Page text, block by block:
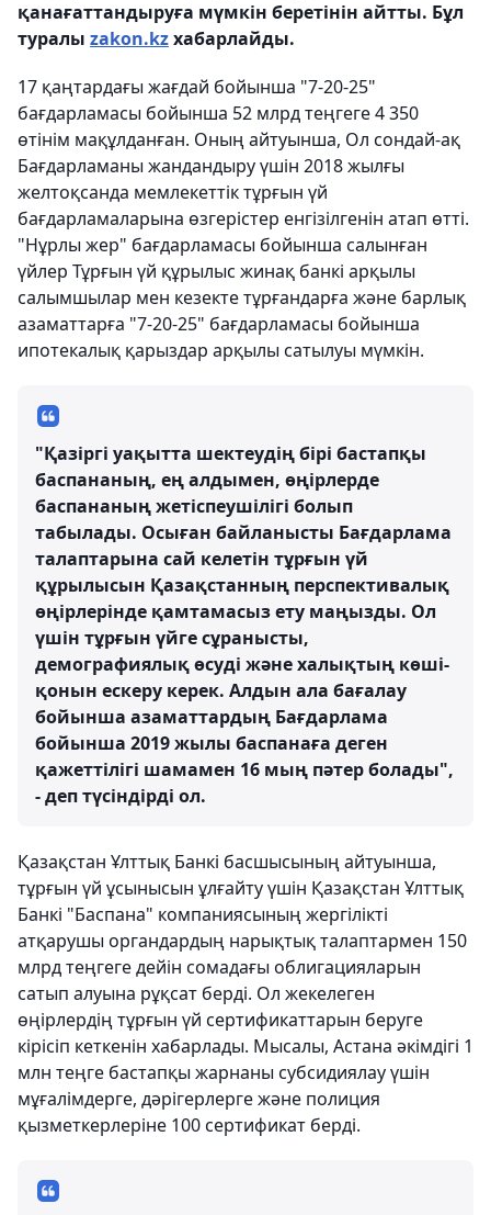
қанағаттандыруға мүмкін беретінін айтты. Бұл
туралы zakon.kzхабарлайды.
17 қаңтардағы жағдай бойынша "7-20-25"
бағдарламасы бойынша 52 млрд теңгеге 4 350
өтінім мақұлданған. Оның айтуынша, Ол сондай-ақ
Бағдарламаны жандандыру үшін 2018 жылғы
желтоқсанда мемлекеттік тұрғын үй
бағдарламаларына өзгерістер енгізілгенін атап өтті.
"Нұрлы жер" бағдарламасы бойынша салынған
үйлер Тұрғын үй құрылыс жинақ банкі арқылы
салымшылар мен кезекте тұрғандарға және барлық
азаматтарға "7-20-25" бағдарламасы бойынша
ипотекалық қарыздар арқылы сатылуы мүмкін.
"Қазіргі уақытта шектеудің бірі бастапқы
баспананың, ең алдымен, өңірлерде
баспананың жетіспеушілігі болып
табылады. Осыған байланысты Бағдарлама
талаптарына сай келетін тұрғын үй
құрылысын Қазақстанның перспективалық
өңірлерінде қамтамасыз ету маңызды. Ол
үшін тұрғын үйге сұранысты,
демографиялық өсуді және халықтың көші-
қонын ескеру керек. Алдын ала бағалау
бойынша азаматтардың Бағдарлама
бойынша 2019 жылы баспанаға деген
қажеттілігі шамамен 16 мың пәтер болады",
- деп түсіндірді ол.
Қазақстан Ұлттық Банкі басшысының айтуынша,
тұрғын үй ұсынысын ұлғайту үшін Қазақстан Ұлттық
Банкі "Баспана" компаниясының жергілікті
атқарушы органдардың нарықтық талаптармен 150
млрд теңгеге дейін сомадағы облигацияларын
сатып алуына рұқсат берді. Ол жекелеген
өңірлердің тұрғын үй сертификаттарын беруге
кірісіп кеткенін хабарлады. Мысалы, Астана әкімдігі 1
млн теңге бастапқы жарнаны субсидиялау үшін
мұғалімдерге, дәрігерлерге және полиция
қызметкерлеріне 100 сертификат берді.